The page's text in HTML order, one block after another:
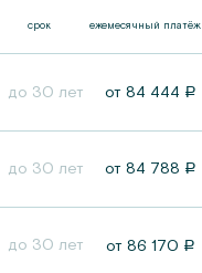
срок ежемесячный платёж
до 30 лет от84 444 a
до 30 лет от84 788 a
до 30 лет от 86 170 a